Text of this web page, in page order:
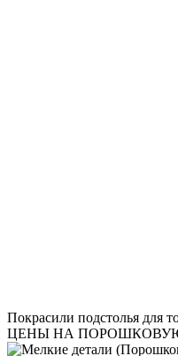
Покрасили подстолья для
ЦЕНЫ НА